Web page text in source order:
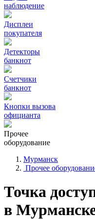
наблюдение
Дисплеи
покупателя
Детекторы
банкнот
Счетчики
банкнот
Кнопки вызова
официанта
Прочее
оборудование
Мурманск
Прочее
Точка
в